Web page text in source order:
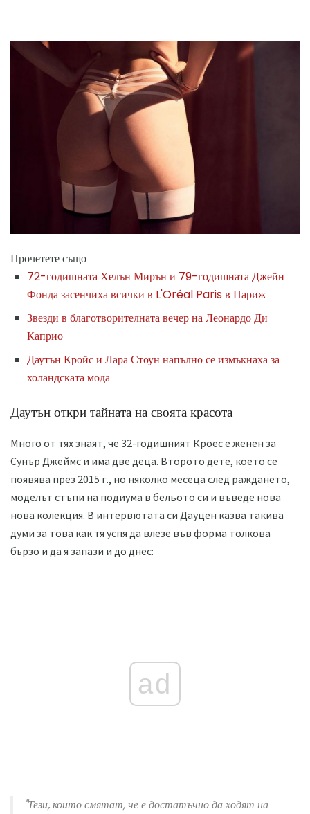
Прочетете също
72-годишната Хелън Мирън и 79-годишната Джейн
Фонда засенчиха всички в L'Oréal Paris в Париж
Звезди в благотворителната вечер на Леонардо Ди
Каприо
Даутън Кройс и Лара Стоун напълно се измъкнаха за
холандската мода
Даутън откри тайната на своята красота
Много от тях знаят, че 32-годишният Кроес е женен за
Сунър Джеймс и има две деца. Второто дете, което се
появява през 2015 г., но няколко месеца след раждането,
моделът стъпи на подиума в бельото си и въведе нова
нова колекция. В интервютата си Дауцен казва такива
думи за това как тя успя да влезе във форма толкова
бързо и да я запази и до днес:
ad
"Тези, които смятат, че е достатъчно да ходят на